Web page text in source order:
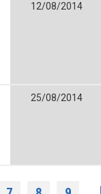
12/08/2014
25/08/2014